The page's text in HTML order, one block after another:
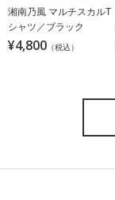
湘南乃風 マルチスカルT
シャツ／ブラック
¥4,800 （税込）